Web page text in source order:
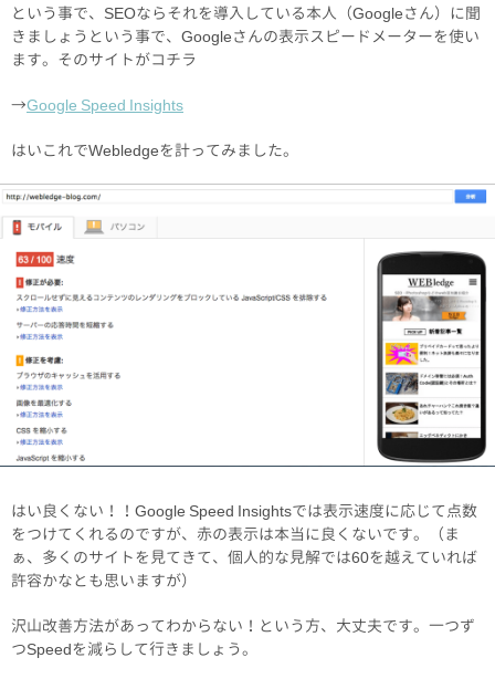
という事で、SEOならそれを導入している本人（Googleさん）に聞
きましょうという事で、Googleさんの表示スピードメーターを使い
ます。そのサイトがコチラ
→Google Speed Insights
はいこれでWebledgeを計ってみました。
はい良くない！！Google Speed Insightsでは表示速度に応じて点数
をつけてくれるのですが、赤の表示は本当に良くないです。（ま
ぁ、多くのサイトを見てきて、個人的な見解では60を越えていれば
許容かなとも思いますが）
沢山改善方法があってわからない！という方、大丈夫です。一つず
つSpeedを減らして行きましょう。